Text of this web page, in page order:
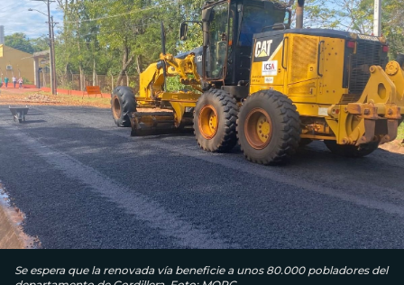
Se espera que la renovada vía beneficie a unos 80.000 pobladores del